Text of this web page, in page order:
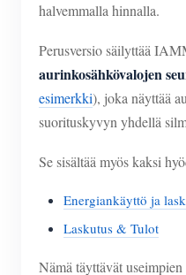
halvemmalla hinnalla.
Perusversio säilyttää
aurinkosähkövalojen
esimerkki), joka näyttää
suorituskyvyn yhdellä
Se sisältää myös kaksi
Energiankäyttö ja
Laskutus & Tulot
Nämä täyttävät